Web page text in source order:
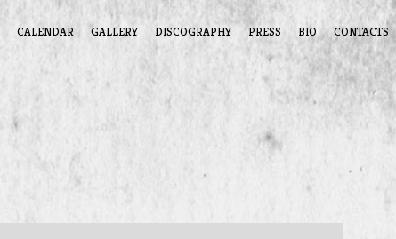
CALENDAR GALLERY DISCOGRAPHY PRESS BIO CONTACTS